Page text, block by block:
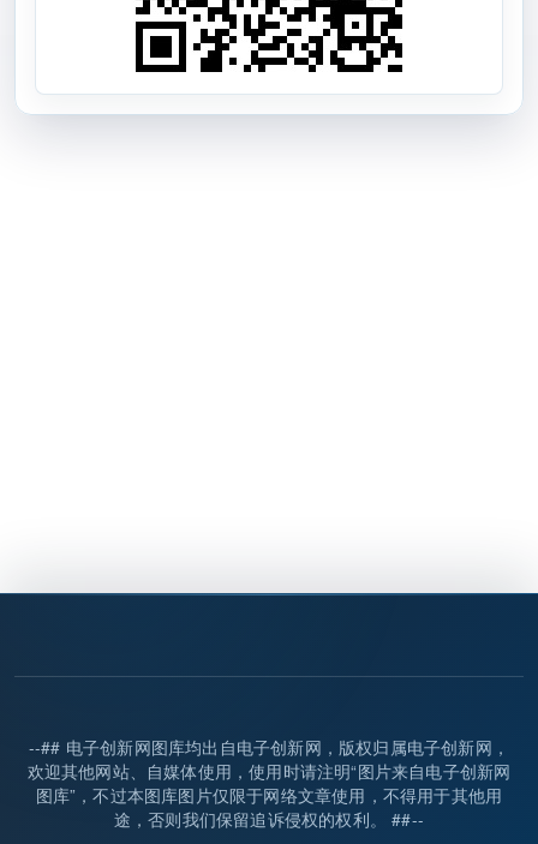
--## 电子创新网图库均出自电子创新网，版权归属电子创新网，
欢迎其他网站、自媒体使用，使用时请注明“图片来自电子创新网
图库”，不过本图库图片仅限于网络文章使用，不得用于其他用
途，否则我们保留追诉侵权的权利。 ##--